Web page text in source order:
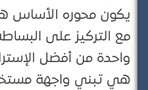
يكون محوره الأساس
مع التركيز على
واحدة من أفضل
هي تبني واجهة